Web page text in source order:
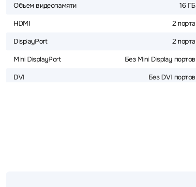
Объем видеопамяти 16 ГБ
HDMI 2 порта
DisplayPort 2 порта
Mini DisplayPort Без Mini Display портов
DVI Без DVI портов